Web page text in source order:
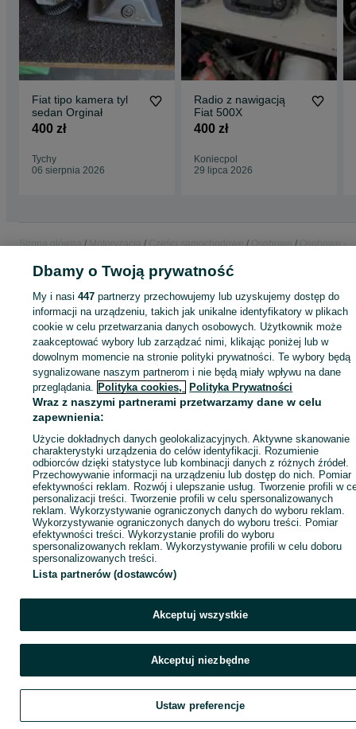
Fiat tipo kamera tyl
sedan Orginał
400 zł
Tychy
06 sierpnia 2026
Radio z nawigacją
Fiat 500X
400 zł
Koniecpol
29 lipca 2026
Strona główna Motoryzacja Części samochodowe Osobowe
Osobowe -
KATEGORIA
ID:971729315 Wyświetlenia:
Zadzwoń / SMS Wyślij wiadomość
Dbamy o Twoją prywatność
My i nasi447 partnerzy przechowujemy lub uzyskujemy dostęp do
informacji na urządzeniu, takich jak unikalne identyfikatory w plikach
cookie w celu przetwarzania danych osobowych. Użytkownik może
zaakceptować wybory lub zarządzać nimi, klikając poniżej lub w
dowolnym momencie na stronie polityki prywatności. Te wybory będą
sygnalizowane naszym partnerom i nie będą miały wpływu na dane
przeglądania. Polityka cookies, Polityka Prywatności
Wraz z naszymi partnerami przetwarzamy dane w celu
zapewnienia:
Użycie dokładnych danych geolokalizacyjnych. Aktywne skanowanie
charakterystyki urządzenia do celów identyfikacji. Rozumienie
odbiorców dzięki statystyce lub kombinacji danych z różnych źródeł.
Przechowywanie informacji na urządzeniu lub dostęp do nich. Pomiar
efektywności reklam. Rozwój i ulepszanie usług. Tworzenie profili w
personalizacji treści. Tworzenie profili w celu spersonalizowanych
reklam. Wykorzystywanie ograniczonych danych do wyboru reklam.
Wykorzystywanie ograniczonych danych do wyboru treści. Pomiar
efektywności treści. Wykorzystanie profili do wyboru
spersonalizowanych reklam. Wykorzystywanie profili w celu doboru
spersonalizowanych treści.
Lista partnerów (dostawców)
Akceptuj wszystkie
Akceptuj niezbędne
Ustaw preferencje